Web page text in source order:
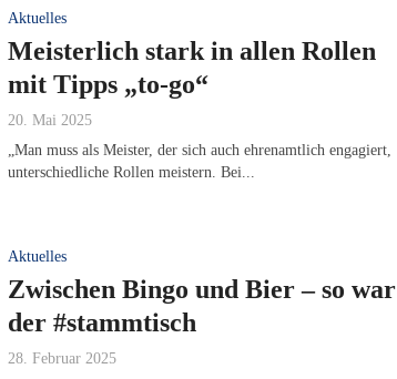
Aktuelles
Meisterlich stark in allen Rollen
mit Tipps „to-go“
20. Mai 2025
„Man muss als Meister, der sich auch ehrenamtlich engagiert,
unterschiedliche Rollen meistern. Bei...
Aktuelles
Zwischen Bingo und Bier – so war
der #stammtisch
28. Februar 2025